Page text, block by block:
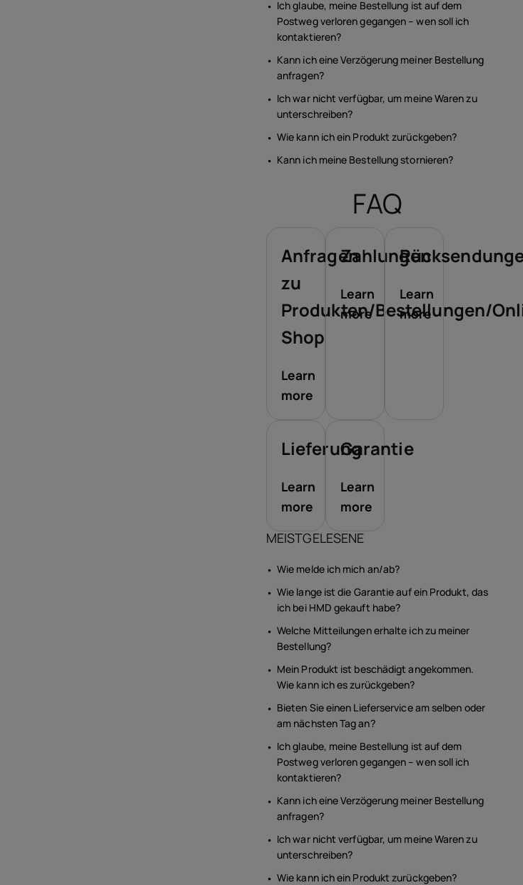
Ich glaube, meine Bestellung ist auf dem
Postweg verloren gegangen – wen soll ich
kontaktieren?
Kann ich eine Verzögerung meiner Bestellung
anfragen?
Ich war nicht verfügbar, um meine Waren zu
unterschreiben?
Wie kann ich ein Produkt zurückgeben?
Kann ich meine Bestellung stornieren?
FAQ
Anfragen
zu
Produkten/Bestellungen/
Shop
Learn
more
Zahlungen
Learn
more
Learn
more
Lieferung
Learn
more
Garantie
Learn
more
MEISTGELESENE
Wie melde ich mich an/ab?
Wie lange ist die Garantie auf ein Produkt, das
ich bei HMD gekauft habe?
Welche Mitteilungen erhalte ich zu meiner
Bestellung?
Mein Produkt ist beschädigt angekommen.
Wie kann ich es zurückgeben?
Bieten Sie einen Lieferservice am selben oder
am nächsten Tag an?
Ich glaube, meine Bestellung ist auf dem
Postweg verloren gegangen – wen soll ich
kontaktieren?
Kann ich eine Verzögerung meiner Bestellung
anfragen?
Ich war nicht verfügbar, um meine Waren zu
unterschreiben?
Wie kann ich ein Produkt zurückgeben?